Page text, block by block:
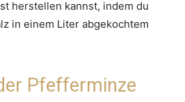
herstellen kannst, indem du
in einem Liter abgekochtem
Pfefferminze